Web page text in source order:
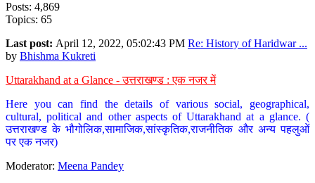
Posts: 4,869
Topics: 65
Last post: April 12, 2022, 05:02:43 PM Re: History of Haridwar ...
by Bhishma Kukreti
Uttarakhand at a Glance - उत्तराखण्ड : एक नजर में
Here you can find the details of various social, geographical,
cultural, political and other aspects of Uttarakhand at a glance. (
उत्तराखण्ड के भौगोलिक,सामाजिक,सांस्कृतिक,राजनीतिक और अन्य पहलुओं
पर एक नजर)
Moderator: Meena Pandey